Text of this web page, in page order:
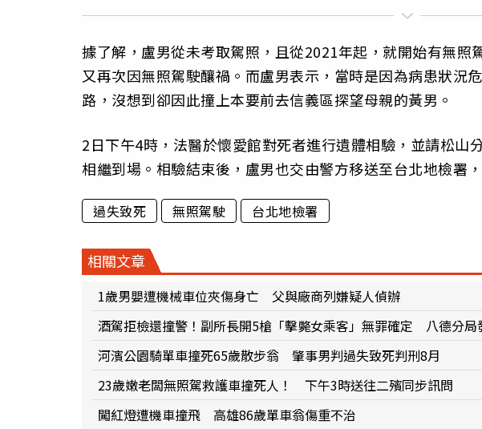
據了解，盧男從未考取駕照，且從2021年起，就開始有無照
又再次因無照駕駛釀禍。而盧男表示，當時是因為病患狀況
路，沒想到卻因此撞上本要前去信義區探望母親的黃男。
2日下午4時，法醫於懷愛館對死者進行遺體相驗，並請松山
相繼到場。相驗結束後，盧男也交由警方移送至台北地檢署
過失致死 無照駕駛 台北地檢署
相關文章
1歲男嬰遭機械車位夾傷身亡 父與廠商列嫌疑人偵辦
酒駕拒檢還撞警！副所長開5槍「擊斃女乘客」無罪確定 八德分局
河濱公園騎單車撞死65歲散步翁 肇事男判過失致死判刑8月
23歲嫩老闆無照駕救護車撞死人！ 下午3時送往二殯同步訊問
闖紅燈遭機車撞飛 高雄86歲單車翁傷重不治